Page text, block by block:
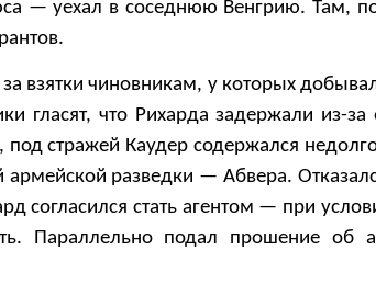
— уехал в соседнюю Венгрию. Там,
взятки чиновникам, у которых
гласят, что Рихарда задержали из-за
стражей Каудер содержался
разведки — Абвера.
согласился стать агентом — при
Параллельно подал прошение об